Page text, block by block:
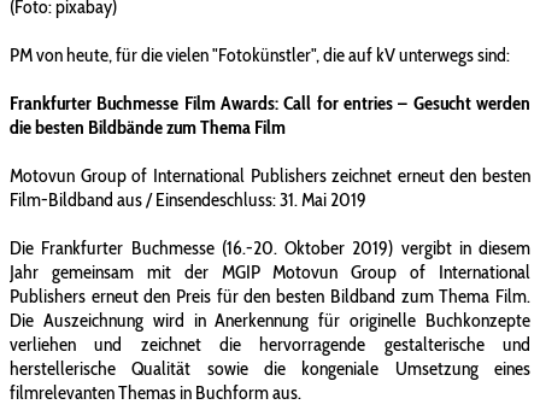
(Foto: pixabay)
PM von heute, für die vielen "Fotokünstler", die auf kV unterwegs sind:
Frankfurter Buchmesse Film Awards: Call for entries – Gesucht werden
die besten Bildbände zum Thema Film
Motovun Group of International Publishers zeichnet erneut den besten
Film-Bildband aus / Einsendeschluss: 31. Mai 2019
Die Frankfurter Buchmesse (16.-20. Oktober 2019) vergibt in diesem
Jahr gemeinsam mit der MGIP Motovun Group of International
Publishers erneut den Preis für den besten Bildband zum Thema Film.
Die Auszeichnung wird in Anerkennung für originelle Buchkonzepte
verliehen und zeichnet die hervorragende gestalterische und
herstellerische Qualität sowie die kongeniale Umsetzung eines
filmrelevanten Themas in Buchform aus.